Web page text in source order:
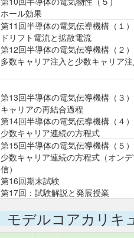
ホール効果
第11回半導体の電気伝導機構（１）
ドリフト電流と拡散電流
第12回半導体の電気伝導機構（２）
多数キャリア注入と少数キャリア
第13回半導体の電気伝導機構（３）
キャリアの再結合過程
第14回半導体の電気伝導機構（４）
少数キャリア連続の方程式
第15回半導体の電気伝導機構（５）
少数キャリア連続の方程式（オン
信）
第16回期末試験
第17回：試験解説と発展授業
モデルコアカリキ